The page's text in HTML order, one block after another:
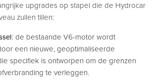
upgrades op stapel die de Hydrocar
zullen tillen:
: de bestaande V6-motor wordt
een nieuwe, geoptimaliseerde
specifiek is ontworpen om de grenzen
te verleggen.